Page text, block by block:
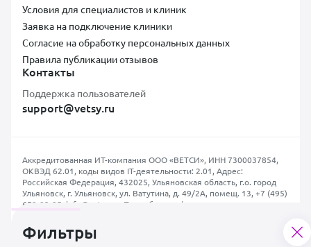
Фильтры
Условия для специалистов и клиник
Заявка на подключение клиники
Согласие на обработку персональных данных
Правила публикации отзывов
Контакты
Поддержка пользователей
support@vetsy.ru
Аккредитованная ИТ-компания ООО «ВЕТСИ», ИНН 7300037854,
ОКВЭД 62.01, коды видов IT-деятельности: 2.01, Адрес:
Российская Федерация, 432025, Ульяновская область, г.о. город
Ульяновск, г. Ульяновск, ул. Ватутина, д. 49/2А, помещ. 13, +7 (495)
659-93-95 info@vetsy.ru Подробная информация о компании
Политика конфиденциальности